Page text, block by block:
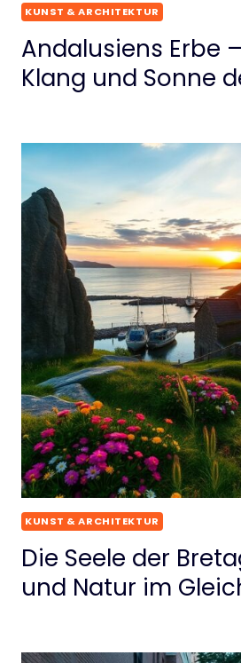
KUNST & ARCHITEKTUR
Andalusiens Erbe
Klang und Sonne
KUNST & ARCHITEKTUR
Die Seele der
und Natur im